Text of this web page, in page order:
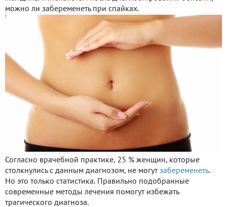
можно ли забеременеть при спайках.
Согласно врачебной практике, 25 % женщин, которые
столкнулись с данным диагнозом, не могут забеременеть.
Но это только статистика. Правильно подобранные
современные методы лечения помогут избежать
трагического диагноза.